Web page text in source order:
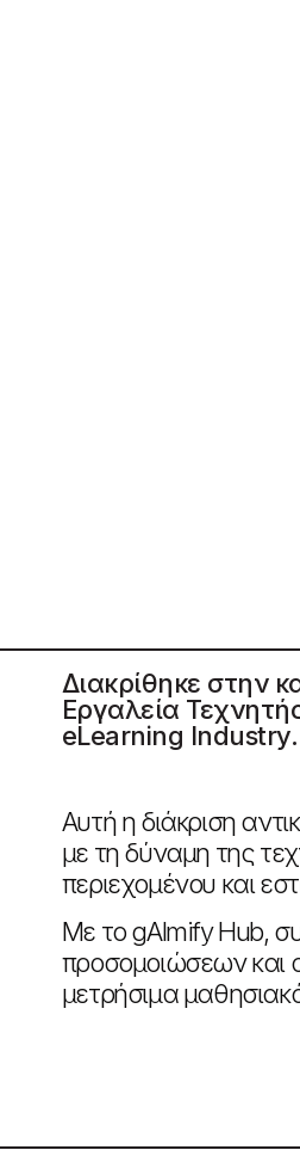
Διακρίθηκε στην
Εργαλεία
eLearning Industry.
Αυτή η διάκριση
με τη δύναμη της
περιεχομένου και
Με το gAImify Hub,
προσομοιώσεων και
μετρήσιμα